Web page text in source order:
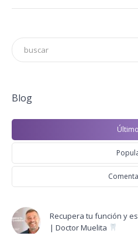
Blog
Recupera tu función y
| Doctor Muelita